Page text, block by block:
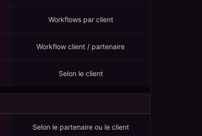
Workflows par client
Workflow client / partenaire
Selon le client
Selon le partenaire ou le client